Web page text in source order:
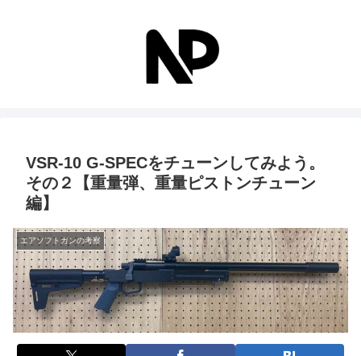
VSR-10 G-SPECをチューンしてみよう。
その２【重量弾、重量ピストンチューン
編】
エアソフトガンの考察